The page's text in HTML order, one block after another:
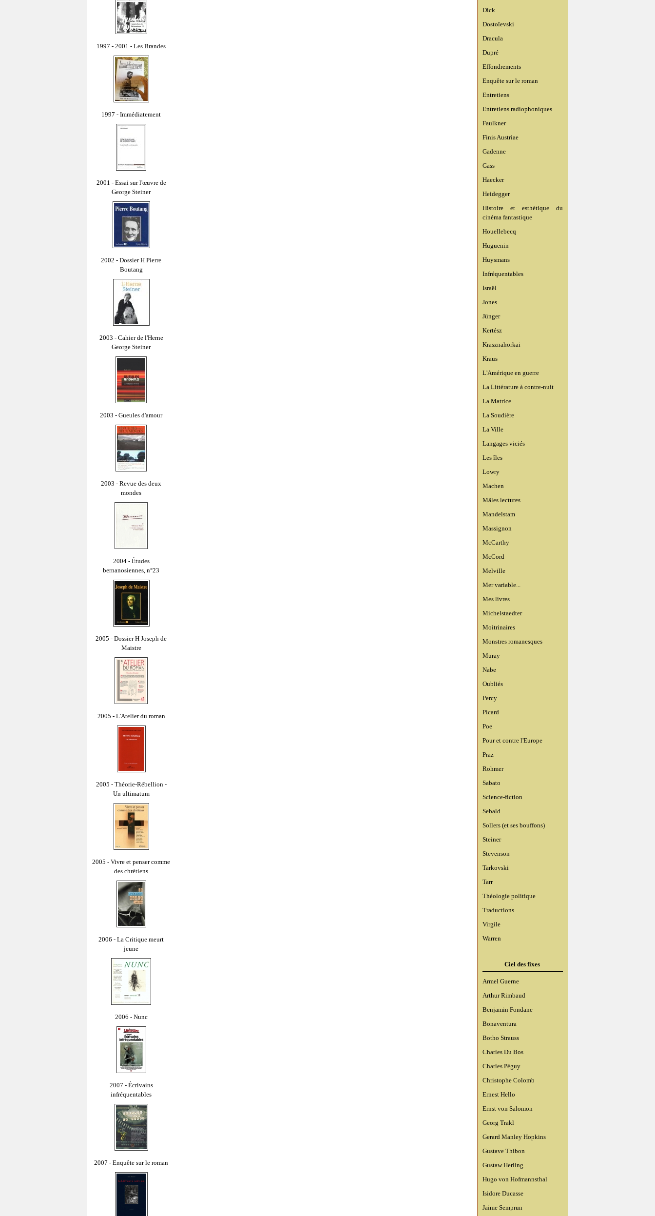
1997 - 2001 - Les Brandes
1997 - Immédiatement
2001 - Essai sur l'œuvre de
George Steiner
2002 - Dossier H Pierre
Boutang
2003 - Cahier de l'Herne
George Steiner
2003 - Gueules d'amour
2003 - Revue des deux
mondes
2004 - Études
bernanosiennes, n°23
2005 - Dossier H Joseph de
Maistre
2005 - L'Atelier du roman
2005 - Théorie-Rébellion -
Un ultimatum
2005 - Vivre et penser comme
des chrétiens
2006 - La Critique meurt
jeune
2006 - Nunc
2007 - Écrivains
infréquentables
2007 - Enquête sur le roman
Dick
Dostoïevski
Dracula
Dupré
Effondrements
Enquête sur le roman
Entretiens
Entretiens radiophoniques
Faulkner
Finis Austriae
Gadenne
Gass
Haecker
Heidegger
Histoire et esthétique du
cinéma fantastique
Houellebecq
Huguenin
Huysmans
Infréquentables
Israël
Jones
Jünger
Kertész
Krasznahorkai
Kraus
L'Amérique en guerre
La Littérature à contre-nuit
La Matrice
La Soudière
La Ville
Langages viciés
Les îles
Lowry
Machen
Mâles lectures
Mandelstam
Massignon
McCarthy
McCord
Melville
Mer variable...
Mes livres
Michelstaedter
Moitrinaires
Monstres romanesques
Muray
Nabe
Oubliés
Percy
Picard
Poe
Pour et contre l'Europe
Praz
Rohmer
Sabato
Science-fiction
Sebald
Sollers (et ses bouffons)
Steiner
Stevenson
Tarkovski
Tarr
Théologie politique
Traductions
Virgile
Warren
Ciel des fixes
Armel Guerne
Arthur Rimbaud
Benjamin Fondane
Bonaventura
Botho Strauss
Charles Du Bos
Charles Péguy
Christophe Colomb
Ernest Hello
Ernst von Salomon
Georg Trakl
Gerard Manley Hopkins
Gustave Thibon
Gustaw Herling
Hugo von Hofmannsthal
Isidore Ducasse
Jaime Semprun